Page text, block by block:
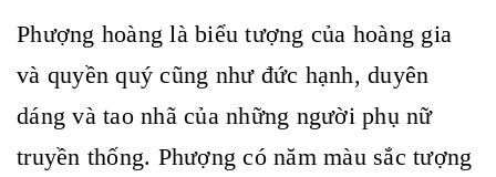
Phượng hoàng là biểu tượng của hoàng gia
và quyền quý cũng như đức hạnh, duyên
dáng và tao nhã của những người phụ nữ
truyền thống. Phượng có năm màu sắc tượng